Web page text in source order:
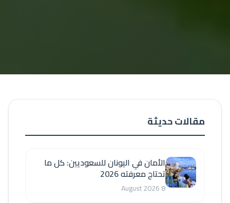
مقالات حديثة
الأمان في اليونان للسعوديين: كل ما
تحتاج معرفته 2026
8 August 2026